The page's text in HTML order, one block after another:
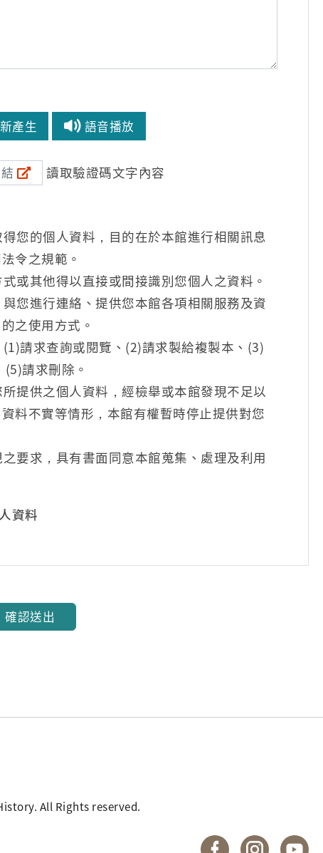
產生 語音播放
讀取驗證碼文字內容
您的個人資料，目的在於本館進行相關訊息
令之規範。
或其他得以直接或間接識別您個人之資料。
您進行連絡、提供您本館各項相關服務及資
之使用方式。
請求查詢或閱覽、(2)請求製給複製本、(3)
請求刪除。
提供之個人資料，經檢舉或本館發現不足以
料不實等情形，本館有權暫時停止提供對您
要求，具有書面同意本館蒐集、處理及利用
資料
確認送出
All Rights reserved.
國立臺灣歷史博
國立臺灣